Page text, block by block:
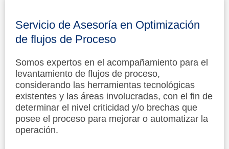
Servicio de Asesoría en Optimización
de flujos de Proceso
Somos expertos en el acompañamiento para el
levantamiento de flujos de proceso,
considerando las herramientas tecnológicas
existentes y las áreas involucradas, con el fin de
determinar el nivel criticidad y/o brechas que
posee el proceso para mejorar o automatizar la
operación.